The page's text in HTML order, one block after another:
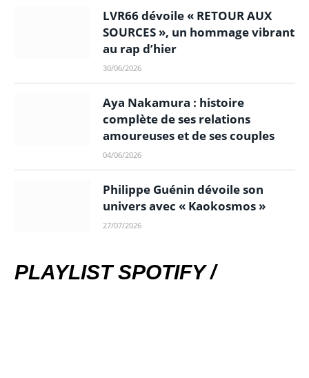
LVR66 dévoile « RETOUR AUX
SOURCES », un hommage vibrant
au rap d’hier
30/06/2026
Aya Nakamura : histoire
complète de ses relations
amoureuses et de ses couples
04/06/2026
Philippe Guénin dévoile son
univers avec « Kaokosmos »
27/07/2026
PLAYLIST SPOTIFY /